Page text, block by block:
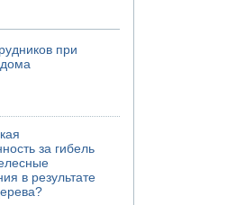
при
дома
за гибель
в результате